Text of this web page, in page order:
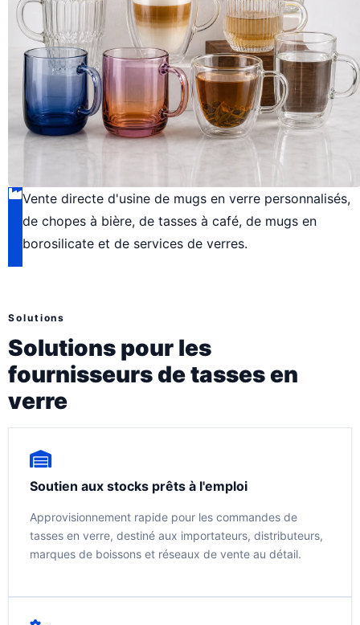
Vente directe d'usine de mugs en verre personnalisés,
de chopes à bière, de tasses à café, de mugs en
borosilicate et de services de verres.
Solutions
Solutions pour les
fournisseurs de tasses en
verre
Soutien aux stocks prêts à l'emploi
Approvisionnement rapide pour les commandes de
tasses en verre, destiné aux importateurs, distributeurs,
marques de boissons et réseaux de vente au détail.